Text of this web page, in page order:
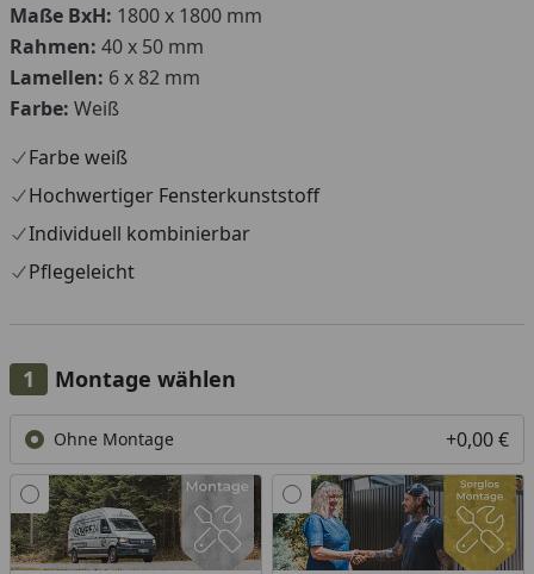
Maße BxH: 1800 x 1800 mm
Rahmen: 40 x 50 mm
Lamellen: 6 x 82 mm
Farbe: Weiß
Farbe weiß
Hochwertiger Fensterkunststoff
Individuell kombinierbar
Pflegeleicht
Montage wählen
Ohne Montage +0,00 €